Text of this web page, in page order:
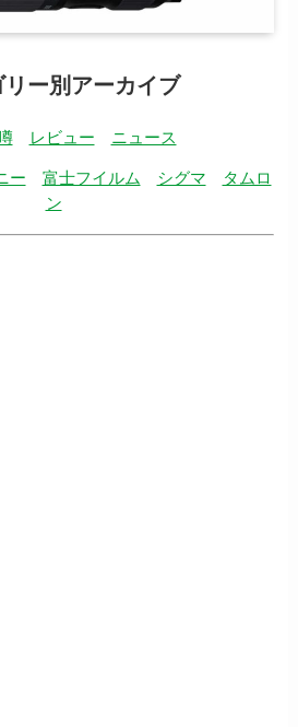
ー別アーカイブ
レビュー ニュース
ー 富士フイルム シグマ
タムロ
ン